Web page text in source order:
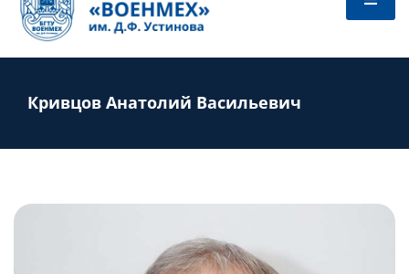
Абитуриентам
Преподавателям
Слушателям
Кривцов Анатолий Васильевич